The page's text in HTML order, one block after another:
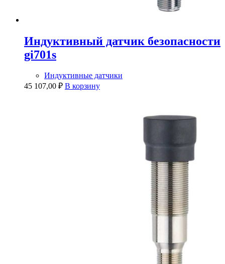
Индуктивный датчик безопасности
gi701s
Индуктивные датчики
45 107,00 ₽ В корзину